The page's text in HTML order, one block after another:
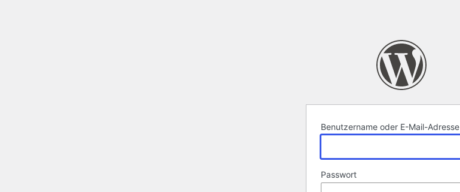
Benutzername oder E-Mail-Adresse
Passwort